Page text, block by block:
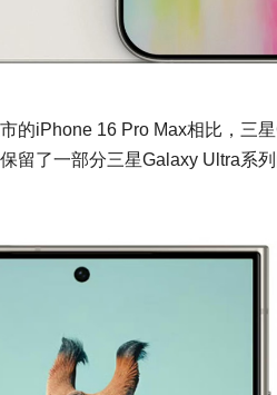
的iPhone 16 Pro Max相比，三
留了一部分三星Galaxy Ultra系